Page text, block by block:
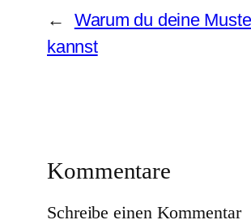
←
Warum du deine
kannst
Kommentare
Schreibe einen Kommentar